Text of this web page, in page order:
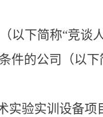
以下简称“竞谈
的公司（以下
实验实训设备项